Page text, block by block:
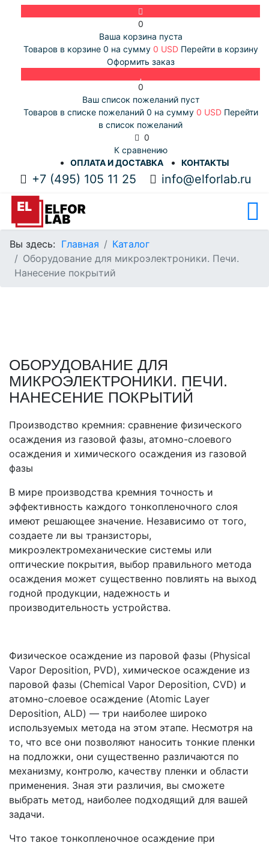
0
Ваша корзина пуста
Товаров в корзине 0 на сумму 0 USD Перейти в корзину
Оформить заказ
0
Ваш список пожеланий пуст
Товаров в списке пожеланий 0 на сумму 0 USD Перейти
в список пожеланий
0
К сравнению
ОПЛАТА И ДОСТАВКА
КОНТАКТЫ
+7 (495) 105 11 25 info@elforlab.ru
Вы здесь: Главная
Каталог
Оборудование для микроэлектроники. Печи.
Нанесение покрытий
ОБОРУДОВАНИЕ ДЛЯ
МИКРОЭЛЕКТРОНИКИ. ПЕЧИ.
НАНЕСЕНИЕ ПОКРЫТИЙ
Производство кремния: сравнение физического
осаждения из газовой фазы, атомно-слоевого
осаждения и химического осаждения из газовой
фазы
В мире производства кремния точность и
эффективность каждого тонкопленочного слоя
имеют решающее значение. Независимо от того,
создаете ли вы транзисторы,
микроэлектромеханические системы или
оптические покрытия, выбор правильного метода
осаждения может существенно повлиять на выход
годной продукции, надежность и
производительность устройства.
Физическое осаждение из паровой фазы (Physical
Vapor Deposition, PVD), химическое осаждение из
паровой фазы (Chemical Vapor Deposition, CVD) и
атомно-слоевое осаждение (Atomic Layer
Deposition, ALD) — три наиболее широко
используемых метода на этом этапе. Несмотря на
то, что все они позволяют наносить тонкие пленки
на подложки, они существенно различаются по
механизму, контролю, качеству пленки и области
применения. Зная эти различия, вы сможете
выбрать метод, наиболее подходящий для вашей
задачи.
Что такое тонкопленочное осаждение при